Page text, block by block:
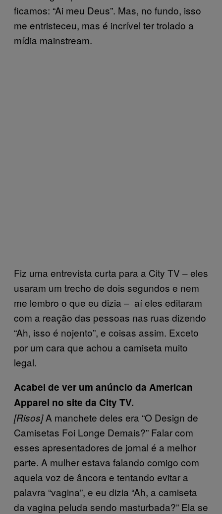
ficamos: “Ai meu Deus”. Mas, no fundo, isso
me entristeceu, mas é incrível ter trolado a
mídia mainstream.
Fiz uma entrevista curta para a City TV – eles
usaram um trecho de dois segundos e nem
me lembro o que eu dizia – aí eles editaram
com a reação das pessoas nas ruas dizendo
“Ah, isso é nojento”, e coisas assim. Exceto
por um cara que achou a camiseta muito
legal.
Acabei de ver um anúncio da American
Apparel no site da City TV.
[Risos]A manchete deles era “O Design de
Camisetas Foi Longe Demais?” Falar com
esses apresentadores de jornal é a melhor
parte. A mulher estava falando comigo com
aquela voz de âncora e tentando evitar a
palavra “vagina”, e eu dizia “Ah, a camiseta
da vagina peluda sendo masturbada?” Ela se